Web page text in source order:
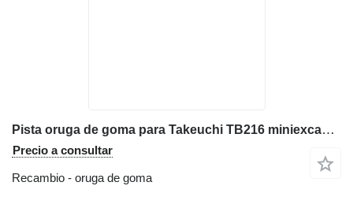
Pista oruga de goma para Takeuchi TB216 miniexcavadora
Precio a consultar
Recambio - oruga de goma